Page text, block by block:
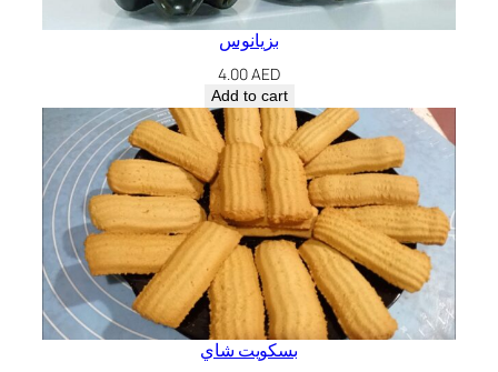
بزيانوس
4.00AED
Add to cart
بسكويت شاي